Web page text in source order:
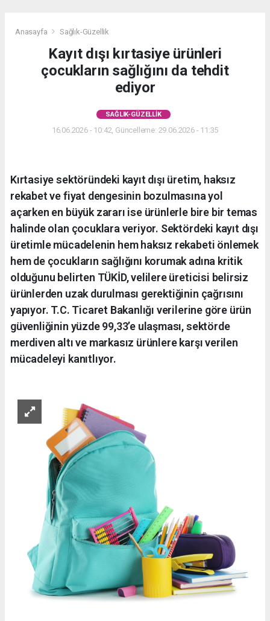
Anasayfa Sağlık-Güzellik
Kayıt dışı kırtasiye ürünleri
çocukların sağlığını da tehdit
ediyor
SAĞLIK-GÜZELLIK
16.06.2026 - 10:42, Güncelleme: 29.06.2026 - 11:35
Kırtasiye sektöründeki kayıt dışı üretim, haksız
rekabet ve fiyat dengesinin bozulmasına yol
açarken en büyük zararı ise ürünlerle bire bir temas
halinde olan çocuklara veriyor. Sektördeki kayıt dışı
üretimle mücadelenin hem haksız rekabeti önlemek
hem de çocukların sağlığını korumak adına kritik
olduğunu belirten TÜKİD, velilere üreticisi belirsiz
ürünlerden uzak durulması gerektiğinin çağrısını
yapıyor. T.C. Ticaret Bakanlığı verilerine göre ürün
güvenliğinin yüzde 99,33’e ulaşması, sektörde
merdiven altı ve markasız ürünlere karşı verilen
mücadeleyi kanıtlıyor.